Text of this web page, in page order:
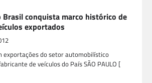
Brasil conquista marco histórico de
exportados
exportações do setor automobilístico
de veículos do País SÃO PAULO [